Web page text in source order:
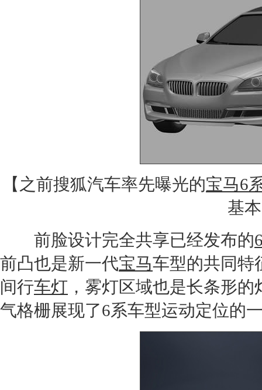
【之前搜狐汽车率先曝光的宝马6
基
前脸设计完全共享已经发布的
前凸也是新一代宝马车型的共同特
间行车灯 ，雾灯区域也是长条形
气格栅展现了6系车型运动定位的